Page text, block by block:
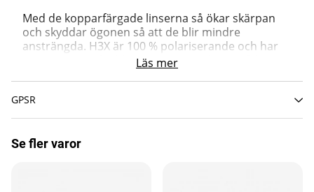
Med de kopparfärgade linserna så ökar skärpan
och skyddar ögonen så att de blir mindre
ansträngda. H3X är 100 % polariserande och har
100 % UV400-skydd. H3X serien är den perfekta
beroende på ljusförhållandet du befinner dig i.
Läs mer
GPSR
Se fler varor